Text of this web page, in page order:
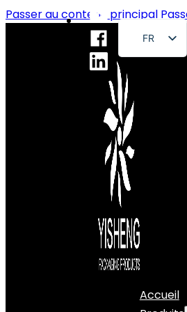
Passer au contenu principal
FR
EN
Accueil